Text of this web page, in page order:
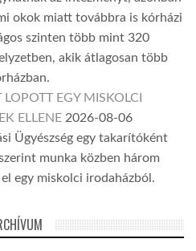
okok miatt továbbra is kórházi
szinten több mint 320
akik átlagosan több
EGY MISKOLCI
ELLENE 2026-08-06
Ügyészség egy takarítóként
munka közben három
egy miskolci irodaházból.